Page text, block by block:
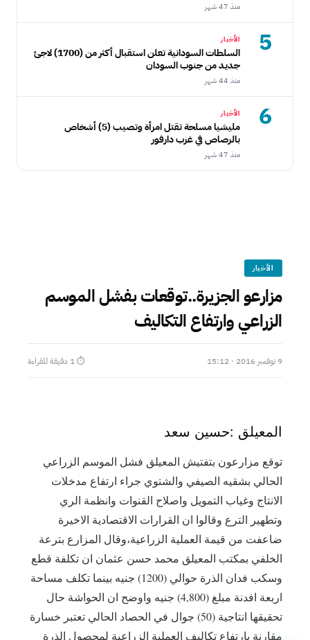
منذ 47 شهر
5 الأخبار
السلطات السودانية تعلن استقبال أكثر من (1700) لاجئ
جديد من جنوب السودان
منذ 44 شهر
6 الأخبار
مليشيا مسلحة تقتل امرأة وتصيب (5) أشخاص
بالرصاص في غرب دارفور
منذ 47 شهر
الأخبار
مزارعو الجزيرة..توقعات بفشل الموسم
الزراعي وارتفاع التكاليف
9 نوفمبر 2016 · 15:12 ⏱ 1 دقيقة للقراءة
المعيلق :حسين سعد
توقع مزارعون بتفتيش المعيلق فشل الموسم الزراعي
الحالي بشقيه الصيفي والشتوي جراء ارتفاع مدخلات
الانتاج وغياب التمويل واصلاح القنوات وانظمة الري
وتطهير الترع وقالوا ان القرارات الاقتصادية الاخيرة
ضاعفت من قيمة العملية الزراعية،وقال المزارع بترعة
الخلفي بمكتب المعيلق محمد حسن عثمان ان تكلفة قطع
وسكب فدان الذرة حوالي (1200) جنيه بينما تكلف مساحة
اربعة افدنة مبلغ (4,800) جنيه واوضح ان الحواشة حال
تحقيقها انتاجية (50) جوال في الحصاد الحالي تعتبر خسارة
مقارنة بارتفاع تكاليف العملية الزراعية لمحصول الذرة